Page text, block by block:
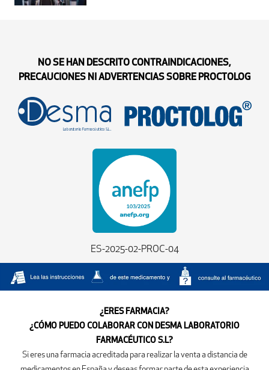
NO SE HAN DESCRITO CONTRAINDICACIONES,
PRECAUCIONES NI ADVERTENCIAS SOBRE PROCTOLOG
ES-2025-02-PROC-04
¿ERES FARMACIA?
¿CÓMO PUEDO COLABORAR CON DESMA LABORATORIO
FARMACÉUTICO S.L?
Si eres una farmacia acreditada para realizar la venta a distancia de